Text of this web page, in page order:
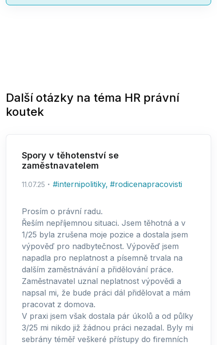
Další otázky na téma HR právní
koutek
Spory v těhotenství se
zaměstnavatelem
11.07.25 #internipolitiky, #rodicenapracovisti
Prosím o právní radu.
Řeším nepříjemnou situaci. Jsem těhotná a v
1/25 byla zrušena moje pozice a dostala jsem
výpověď pro nadbytečnost. Výpověď jsem
napadla pro neplatnost a písemně trvala na
dalším zaměstnávání a přidělování práce.
Zaměstnavatel uznal neplatnost výpovědi a
napsal mi, že bude práci dál přidělovat a mám
pracovat z domova.
V praxi jsem však dostala pár úkolů a od půlky
3/25 mi nikdo již žádnou práci nezadal. Byly mi
sebrány téměř veškeré přístupy do firemních